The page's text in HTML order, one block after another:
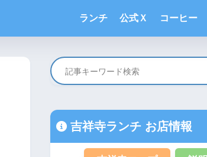
ランチ 公式Ｘ コーヒー
吉祥寺ランチ お店情報